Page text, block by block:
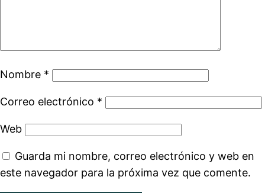
Nombre *
Correo electrónico *
Web
Guarda mi nombre, correo electrónico y web en
este navegador para la próxima vez que comente.